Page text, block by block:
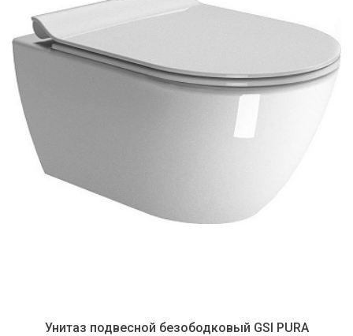
Унитаз подвесной безободковый GSI PURA